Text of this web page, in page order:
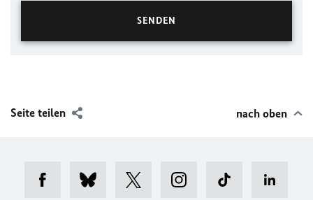
Seite teilen nach oben